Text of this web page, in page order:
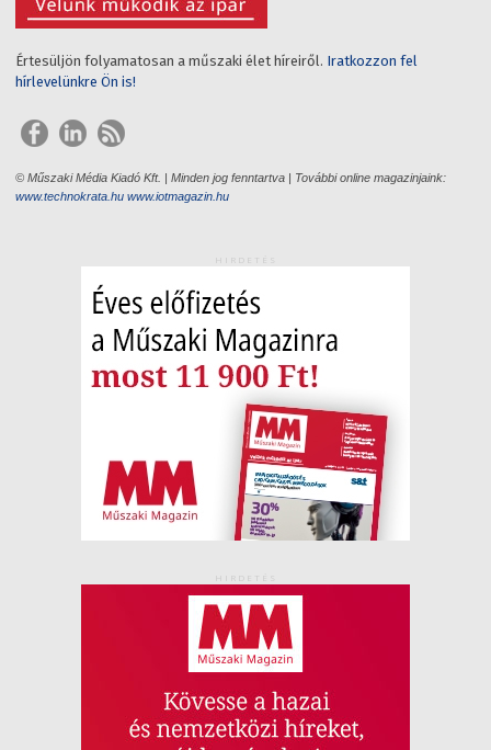
Értesüljön folyamatosan a műszaki élet híreiről. Iratkozzon fel
hírlevelünkre Ön is!
© Műszaki Média Kiadó Kft. | Minden jog fenntartva | További online magazinjaink:
www.technokrata.hu www.iotmagazin.hu
HIRDETÉS
HIRDETÉS